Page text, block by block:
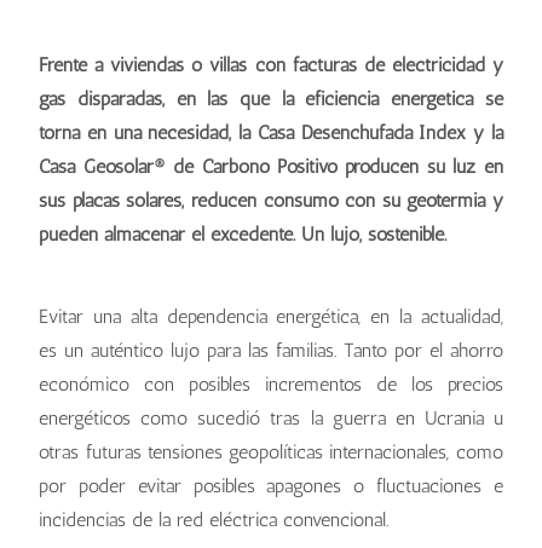
Frente a viviendas o villas con facturas de electricidad y
gas disparadas, en las que la eficiencia energética se
torna en una necesidad, la Casa Desenchufada Index y la
Casa Geosolar® de Carbono Positivo producen su luz en
sus placas solares, reducen consumo con su geotermia y
pueden almacenar el excedente. Un lujo, sostenible.
Evitar una alta dependencia energética, en la actualidad,
es un auténtico lujo para las familias. Tanto por el ahorro
económico con posibles incrementos de los precios
energéticos como sucedió tras la guerra en Ucrania u
otras futuras tensiones geopolíticas internacionales, como
por poder evitar posibles apagones o fluctuaciones e
incidencias de la red eléctrica convencional.